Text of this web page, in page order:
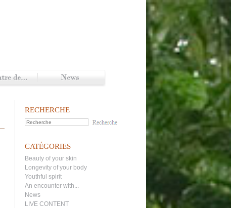
RECHERCHE
CATÉGORIES
Beauty of your skin
Longevity of your body
Youthful spirit
An encounter with...
News
LIVE CONTENT